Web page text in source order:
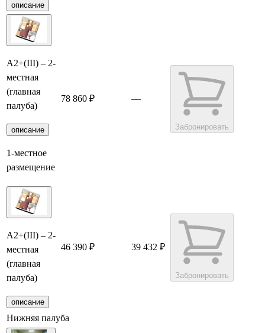
описание
А2+(III) – 2-
местная
(главная
палуба)
описание
1-местное
размещение
78 860 ₽ —
Забронировать
А2+(III) – 2-
местная
(главная
палуба)
описание
46 390 ₽ 39 432 ₽
Забронировать
Нижняя палуба